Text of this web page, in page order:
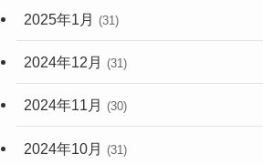
2025年1月 (31)
2024年12月 (31)
2024年11月 (30)
2024年10月 (31)